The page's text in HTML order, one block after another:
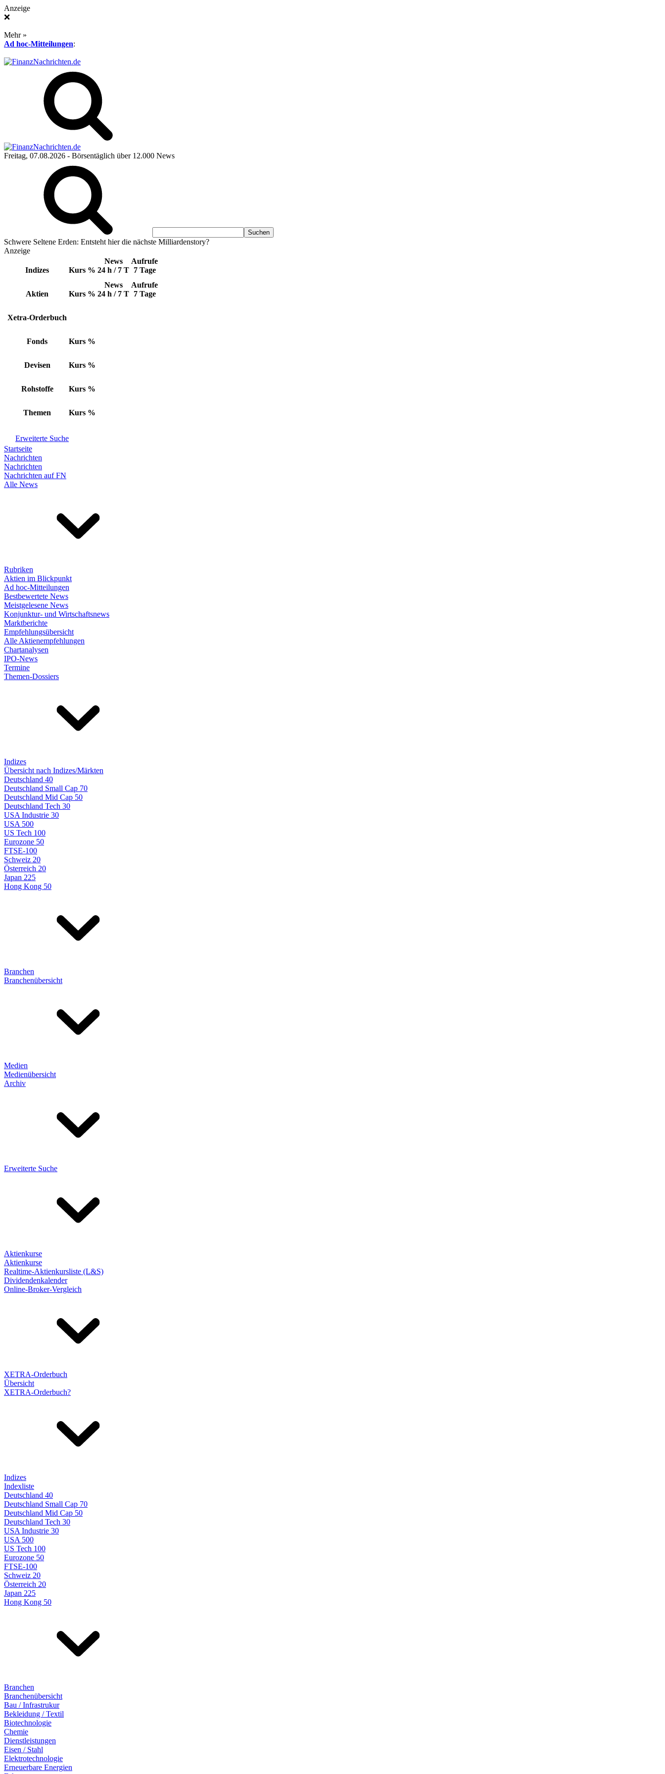
Anzeige
❌
Mehr »
Ad hoc-Mitteilungen:
Freitag, 07.08.2026 - Börsentäglich über 12.000 News
Schwere Seltene Erden: Entsteht hier die nächste Milliardenstory?
Anzeige
Indizes Kurs %
News
24 h / 7 T
Aufrufe
7 Tage
Aktien Kurs %
News
24 h / 7 T
Aufrufe
7 Tage
Xetra-Orderbuch
Fonds Kurs %
Devisen Kurs %
Rohstoffe Kurs %
Themen Kurs %
Erweiterte Suche
Startseite
Nachrichten
Nachrichten
Nachrichten auf FN
Alle News
Rubriken
Aktien im Blickpunkt
Ad hoc-Mitteilungen
Bestbewertete News
Meistgelesene News
Konjunktur- und Wirtschaftsnews
Marktberichte
Empfehlungsübersicht
Alle Aktienempfehlungen
Chartanalysen
IPO-News
Termine
Themen-Dossiers
Indizes
Übersicht nach Indizes/Märkten
Deutschland 40
Deutschland Small Cap 70
Deutschland Mid Cap 50
Deutschland Tech 30
USA Industrie 30
USA 500
US Tech 100
Eurozone 50
FTSE-100
Schweiz 20
Österreich 20
Japan 225
Hong Kong 50
Branchen
Branchenübersicht
Medien
Medienübersicht
Archiv
Erweiterte Suche
Aktienkurse
Aktienkurse
Realtime-Aktienkursliste (L&S)
Dividendenkalender
Online-Broker-Vergleich
XETRA-Orderbuch
Übersicht
XETRA-Orderbuch?
Indizes
Indexliste
Deutschland 40
Deutschland Small Cap 70
Deutschland Mid Cap 50
Deutschland Tech 30
USA Industrie 30
USA 500
US Tech 100
Eurozone 50
FTSE-100
Schweiz 20
Österreich 20
Japan 225
Hong Kong 50
Branchen
Branchenübersicht
Bau / Infrastrukur
Bekleidung / Textil
Biotechnologie
Chemie
Dienstleistungen
Eisen / Stahl
Elektrotechnologie
Erneuerbare Energien